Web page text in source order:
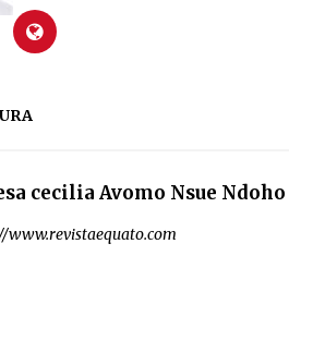
cecilia Avomo Nsue Ndoho
www.revistaequato.com